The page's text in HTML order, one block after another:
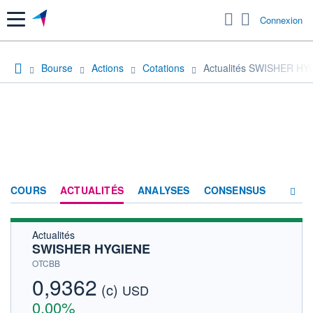
Menu Connexion
Bourse Actions Cotations Actualités SWISHER
COURS ACTUALITÉS ANALYSES CONSENSUS
Actualités
SWISHER HYGIENE
OTCBB
0,9362 (c) USD
0,00%